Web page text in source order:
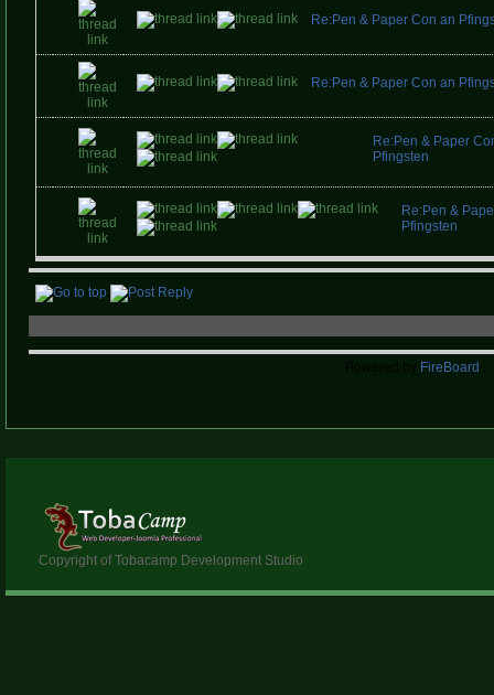
Re:Pen & Paper Con an
Re:Pen & Paper Con an
Re:Pen & Paper
Pfingsten
Re:Pen &
Pfingsten
Powered by FireBoard
Copyright of Tobacamp Development Studio